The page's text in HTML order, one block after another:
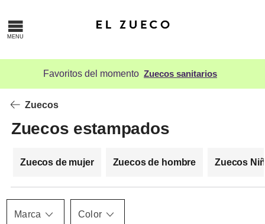
Favoritos del momento Zuecos sanitarios
Zuecos
Zuecos estampados
Zuecos de mujer Zuecos de hombre Zuecos
Marca Color